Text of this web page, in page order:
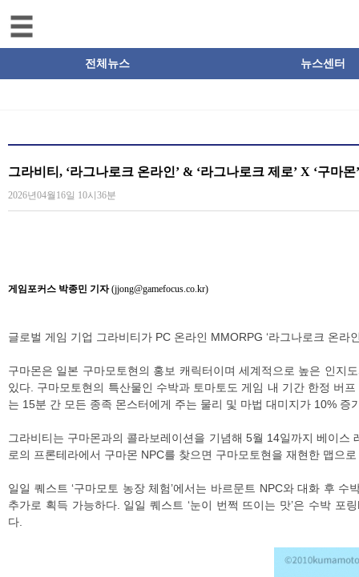
전체뉴스 뉴스센터
그라비티, ‘라그나로크 온라인’ & ‘라그나로크 제로’ X ‘구마
2026년04월16일 10시36분
게임포커스 박종민 기자(jjong@gamefocus.co.kr)
글로벌 게임 기업 그라비티가 PC 온라인 MMORPG ‘라그나로크 온라
구마몬은 일본 구마모토현의 홍보 캐릭터이며 세계적으로 높은 인지
있다. 구마모토현의 특산물인 수박과 토마토도 게임 내 기간 한정 버
는 15분 간 모든 종족 몬스터에게 주는 물리 및 마법 대미지가 10% 증
그라비티는 구마몬과의 콜라보레이션을 기념해 5월 14일까지 베이
로의 프론테라에서 구마몬 NPC를 찾으면 구마모토현을 재현한 맵으
일일 퀘스트 ‘구마모토 농장 체험’에서는 바르문트 NPC와 대화 후
추가로 획득 가능하다. 일일 퀘스트 ‘눈이 번쩍 뜨이는 맛’은 수박
다.